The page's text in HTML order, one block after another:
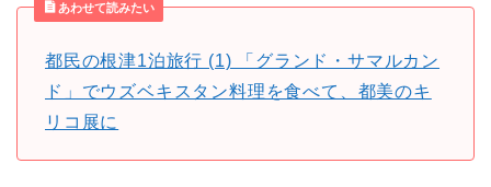
あわせて読みたい
都民の根津1泊旅行 (1) 「グランド・サマルカン
ド」でウズベキスタン料理を食べて、都美のキ
リコ展に